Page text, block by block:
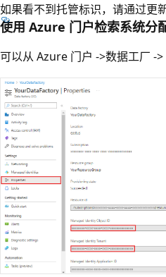
如果看不到托管标识，请通过更
使用 Azure 门户检索系统分
可以从 Azure 门户 ->数据工厂 ->